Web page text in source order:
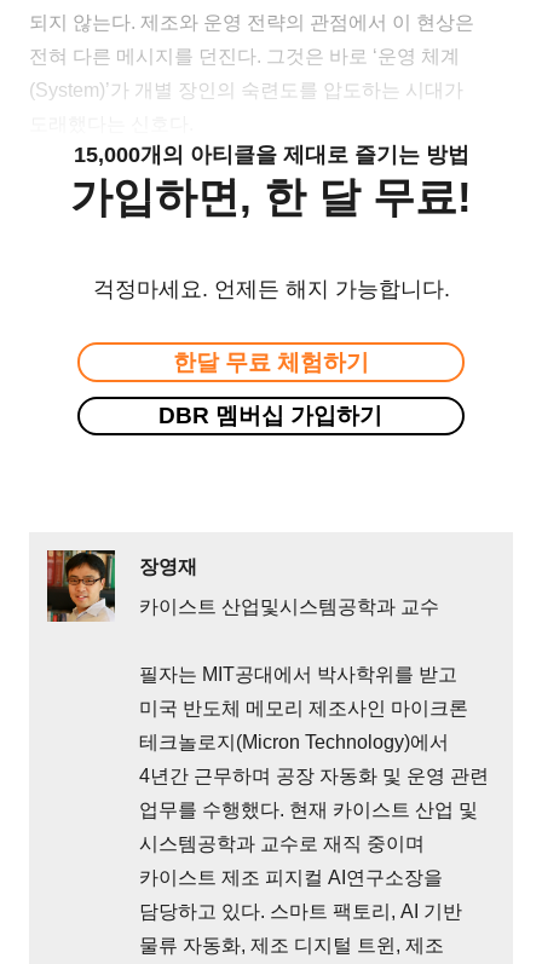
되지 않는다. 제조와 운영 전략의 관점에서 이 현상은
전혀 다른 메시지를 던진다. 그것은 바로 ‘운영 체계
(System)’가 개별 장인의 숙련도를 압도하는 시대가
15,000개의 아티클을 제대로 즐기는 방법
가입하면, 한 달 무료!
걱정마세요. 언제든 해지 가능합니다.
한달 무료 체험하기
DBR 멤버십 가입하기
장영재
카이스트 산업및시스템공학과 교수
필자는 MIT공대에서 박사학위를 받고
미국 반도체 메모리 제조사인 마이크론
테크놀로지(Micron Technology)에서
4년간 근무하며 공장 자동화 및 운영 관련
업무를 수행했다. 현재 카이스트 산업 및
시스템공학과 교수로 재직 중이며
카이스트 제조 피지컬 AI연구소장을
담당하고 있다. 스마트 팩토리, AI 기반
물류 자동화, 제조 디지털 트윈, 제조